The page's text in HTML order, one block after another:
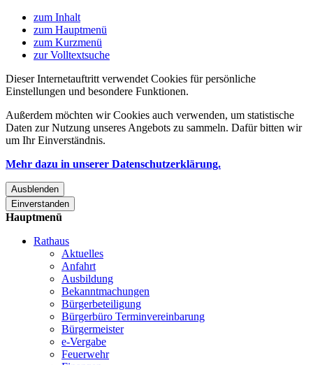
zum Inhalt
zum Hauptmenü
zum Kurzmenü
zur Volltextsuche
Dieser Internetauftritt verwendet Cookies für persönliche
Einstellungen und besondere Funktionen.
Außerdem möchten wir Cookies auch verwenden, um statistische
Daten zur Nutzung unseres Angebots zu sammeln. Dafür bitten wir
um Ihr Einverständnis.
Mehr dazu in unserer Datenschutzerklärung.
Ausblenden
Einverstanden
Hauptmenü
Rathaus
Aktuelles
Anfahrt
Ausbildung
Bekanntmachungen
Bürgerbeteiligung
Bürgerbüro Terminvereinbarung
Bürgermeister
e-Vergabe
Feuerwehr